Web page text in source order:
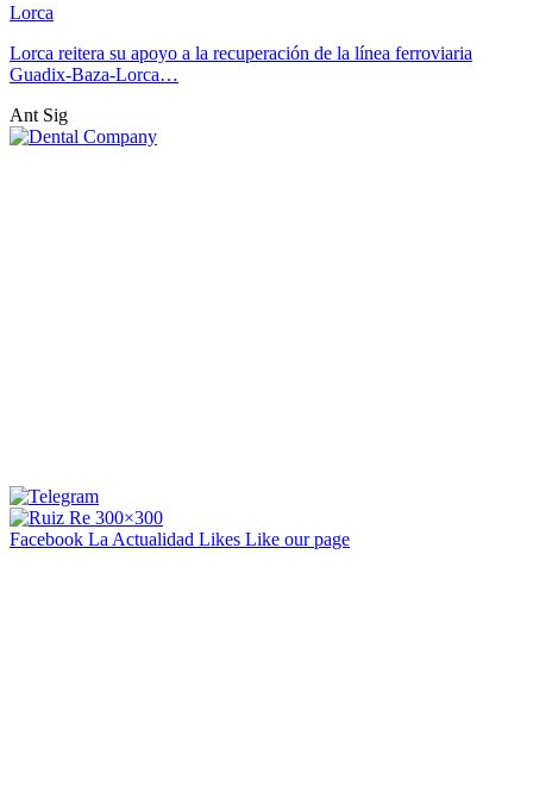
Lorca
Lorca reitera su apoyo a la recuperación de la línea ferroviaria
Guadix-Baza-Lorca…
Ant Sig
Facebook La Actualidad Likes Like our page